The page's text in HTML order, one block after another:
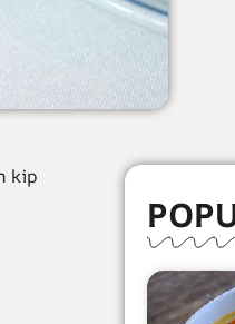
kip